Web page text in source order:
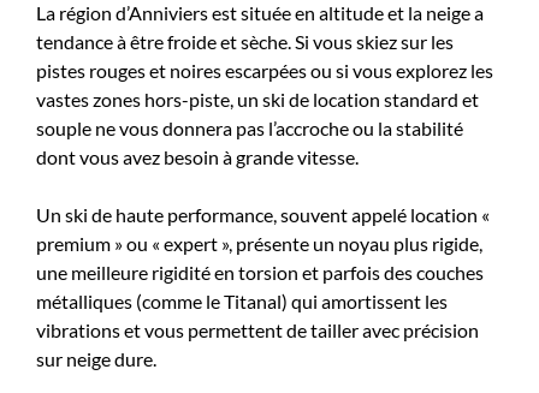
La région d’Anniviers est située en altitude et la neige a
tendance à être froide et sèche. Si vous skiez sur les
pistes rouges et noires escarpées ou si vous explorez les
vastes zones hors-piste, un ski de location standard et
souple ne vous donnera pas l’accroche ou la stabilité
dont vous avez besoin à grande vitesse.
Un ski de haute performance, souvent appelé location «
premium » ou « expert », présente un noyau plus rigide,
une meilleure rigidité en torsion et parfois des couches
métalliques (comme le Titanal) qui amortissent les
vibrations et vous permettent de tailler avec précision
sur neige dure.